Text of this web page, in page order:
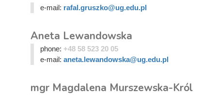
e-mail: rafal.gruszko@ug.edu.pl
Aneta Lewandowska
phone: +48 58 523 20 05
e-mail: aneta.lewandowska@ug.edu.pl
mgr Magdalena Murszewska-Król